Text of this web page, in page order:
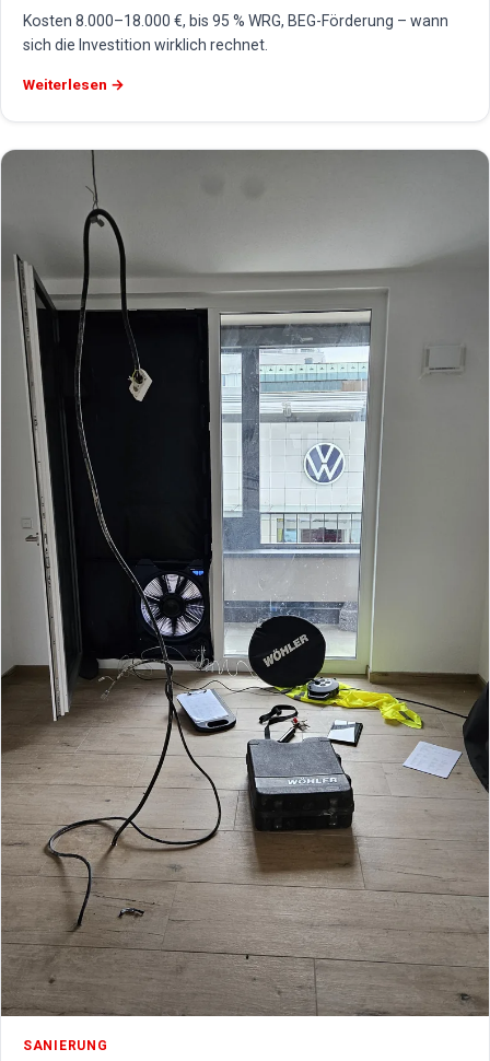
Kosten 8.000–18.000 €, bis 95 % WRG, BEG-Förderung – wann
sich die Investition wirklich rechnet.
Weiterlesen →
SANIERUNG